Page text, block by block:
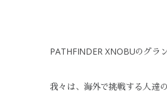
PATHFINDER XNOBUのグラ
我々は、海外で挑戦する人達